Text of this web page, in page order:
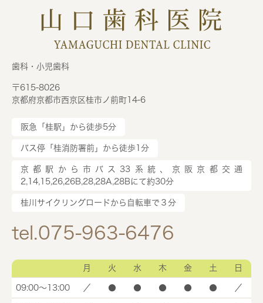
歯科・小児歯科
〒615-8026
京都府京都市西京区桂市ノ前町14-6
阪急「桂駅」から徒歩5分
バス停「桂消防署前」から徒歩1分
京都駅から市バス33系統、京阪京都交通
2,14,15,26,26B,28,28A,28Bにて約30分
桂川サイクリングロードから自転車で３分
tel.075-963-6476
月 火 水 木 金 土 日
09:00～13:00 ／ ● ● ● ● ● ／